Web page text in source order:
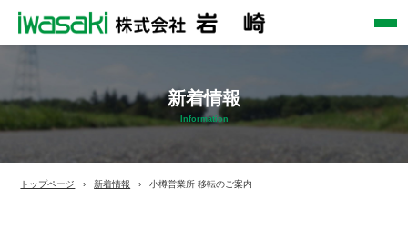
新着情報
Information
トップページ 新着情報 小樽営業所 移転のご案内